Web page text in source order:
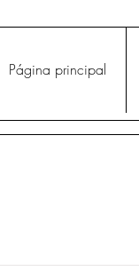
Página principal